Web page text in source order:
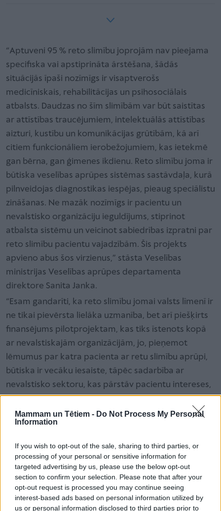
Mammam un Tētiem - Do Not Process My Personal
Information
If you wish to opt-out of the sale, sharing to third parties, or
processing of your personal or sensitive information for
targeted advertising by us, please use the below opt-out
section to confirm your selection. Please note that after your
opt-out request is processed you may continue seeing
interest-based ads based on personal information utilized by
us or personal information disclosed to third parties prior to
“Aptuveni 95 % reto slimību joprojām nav pieejama
specifiska vai apstiprināta ārstēšana, šādās
situācijās īpaši nozīmīgs ir visaptverošs
medicīniskais, rehabilitācijas un psihosociālais
atbalsts. Daudzas no šīm slimībām var būt saistītas
ar attīstības traucējumiem, intelektuālās attīstības
aizturi, kustību un komunikācijas grūtībām, kā arī
citiem funkcionāliem ierobežojumiem, kas ietekmē
gan bērna, gan ģimenes ikdienu. Reto slimību joma ir
būtiska veselības aprūpes sistēmas sastāvdaļa, kurā
pilnveidojas diagnostikas iespējas, pieaug speciālistu
zināšanas. Ne mazāk nozīmīgs ir pacientu un
nevalstisko organizāciju ieguldījums, stiprinot
atbalsta sistēmu un veicinot sabiedrības izpratni par
reto slimību pacientu vajadzībām. Šis projekts
apvieno abus šos virzienus,” stāsta Veselības
ministrijas Veselības aprūpes departamenta
direktore Sanita Janka.
“Esam gandarīti, ka reto slimību jomai valsts līmenī ir
ne tikai pievērsta lielāka uzmanība, bet arī piešķirts
finansējums pilotprojektam, kas tiks īstenots kopā
ar nevalstiskajām organizācijām, jo, pieņemot
lēmumus par katra pacienta ar retu slimību aprūpi,
būtiska ir vecāku iesaiste, tāpēc sadarbība ar
nevalstisko sektoru, kas pārstāv pacientu intereses,
ir attīstāma. Mēs ļoti ceram gada laikā panākt reālus
uzlabojumus bērnu un jauniešu ar šīm divāmretajām
slimībām– spina bifida un Endželmana sindroma –
pāreju uz pieaugušo medicīnu, kas ir viens no Bērnu
slimnīcas prioritārajiem darbības virzieniem jaunajā
vidēja termiņa stratēģijā,” akcentē pilotprojekta
vadītāja, Bērnu slimnīcas virsārste reto slimību jomā
Madara Auzenbaha.